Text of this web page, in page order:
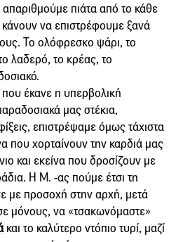
πιάτα από το κάθε
να επιστρέφουμε ξανά
Το ολόφρεσκο ψάρι, το
λαδερό, το κρέας, το
που έκανε η υπερβολική
μας στέκια,
επιστρέψαμε όμως τάχιστα
που χορταίνουν την καρδιά μας
και εκείνα που δροσίζουν με
Η Μ. -ας πούμε έτσι τη
με προσοχή στην αρχή, μετά
μόνους, να «τσακωνόμαστε»
και το καλύτερο ντόπιο τυρί, μαζί